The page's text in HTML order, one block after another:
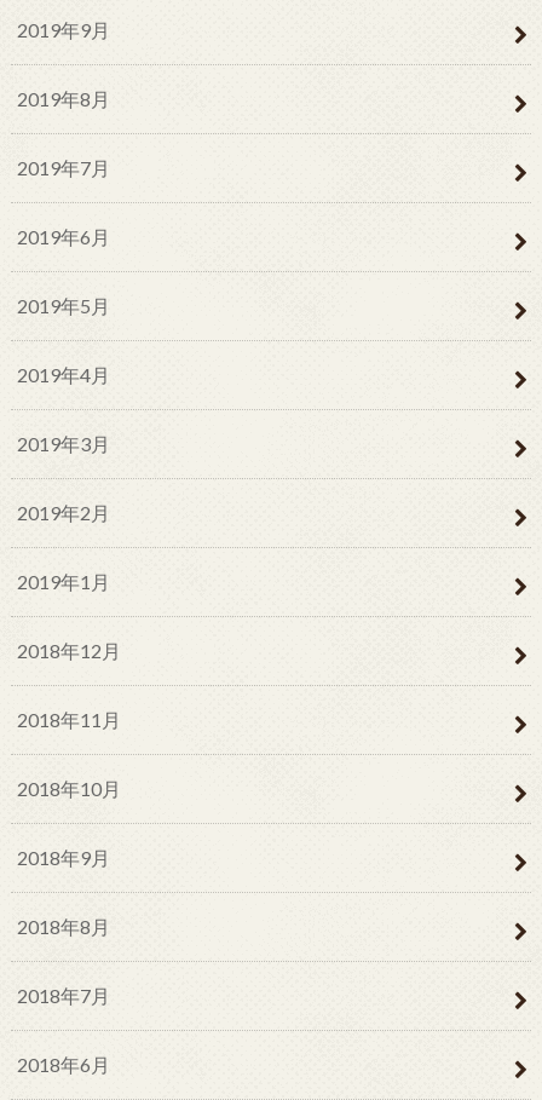
2019年9月
2019年8月
2019年7月
2019年6月
2019年5月
2019年4月
2019年3月
2019年2月
2019年1月
2018年12月
2018年11月
2018年10月
2018年9月
2018年8月
2018年7月
2018年6月